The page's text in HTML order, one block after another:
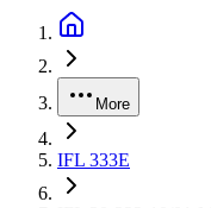
More
IFL 333E